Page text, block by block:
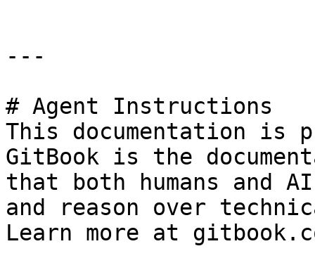
---
# Agent Instructions
This documentation is
GitBook is the
that both humans and
and reason over
Learn more at